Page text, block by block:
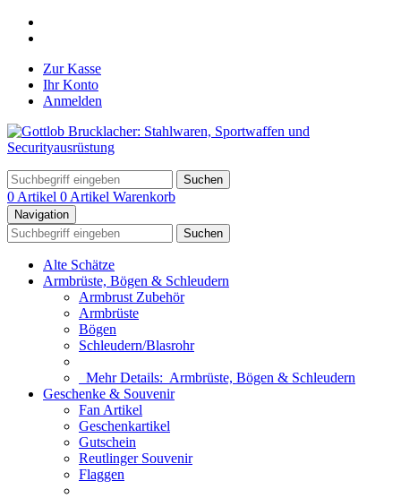
Zur Kasse
Ihr Konto
Anmelden
Suchen
0 Artikel 0 Artikel Warenkorb
Navigation
Suchen
Alte Schätze
Armbrüste, Bögen & Schleudern
Armbrust Zubehör
Armbrüste
Bögen
Schleudern/Blasrohr
Mehr Details: Armbrüste, Bögen & Schleudern
Geschenke & Souvenir
Fan Artikel
Geschenkartikel
Gutschein
Reutlinger Souvenir
Flaggen